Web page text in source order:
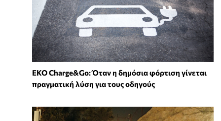
EKO Charge&Go: Όταν η δημόσια φόρτιση γίνεται
πραγματική λύση για τους οδηγούς